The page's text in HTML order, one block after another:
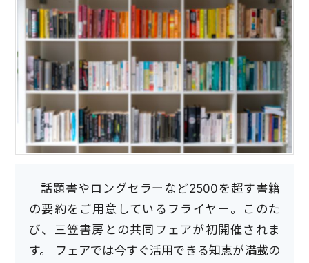
話題書やロングセラーなど2500を超す書籍
の要約をご用意しているフライヤー。このた
び、三笠書房との共同フェアが初開催されま
す。 フェアでは今すぐ活用できる知恵が満載の